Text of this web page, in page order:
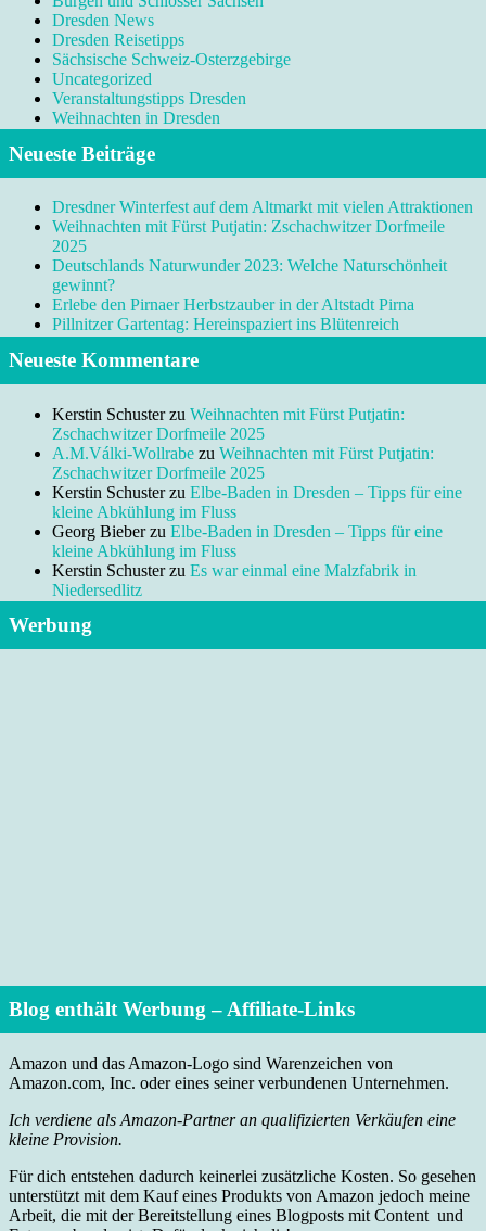
Dresden News
Dresden Reisetipps
Sächsische Schweiz-Osterzgebirge
Uncategorized
Veranstaltungstipps Dresden
Weihnachten in Dresden
Neueste Beiträge
Dresdner Winterfest auf dem Altmarkt mit vielen Attraktionen
Weihnachten mit Fürst Putjatin: Zschachwitzer Dorfmeile
2025
Deutschlands Naturwunder 2023: Welche Naturschönheit
gewinnt?
Erlebe den Pirnaer Herbstzauber in der Altstadt Pirna
Pillnitzer Gartentag: Hereinspaziert ins Blütenreich
Neueste Kommentare
Kerstin Schusterzu Weihnachten mit Fürst Putjatin:
Zschachwitzer Dorfmeile 2025
A.M.Válki-Wollrabe zu Weihnachten mit Fürst Putjatin:
Zschachwitzer Dorfmeile 2025
Kerstin Schusterzu Elbe-Baden in Dresden – Tipps für eine
kleine Abkühlung im Fluss
Georg Bieberzu Elbe-Baden in Dresden – Tipps für eine
kleine Abkühlung im Fluss
Kerstin Schusterzu Es war einmal eine Malzfabrik in
Niedersedlitz
Werbung
Blog enthält Werbung – Affiliate-Links
Amazon und das Amazon-Logo sind Warenzeichen von
Amazon.com, Inc. oder eines seiner verbundenen Unternehmen.
Ich verdiene als Amazon-Partner an qualifizierten Verkäufen eine
kleine Provision.
Für dich entstehen dadurch keinerlei zusätzliche Kosten. So gesehen
unterstützt mit dem Kauf eines Produkts von Amazon jedoch meine
Arbeit, die mit der Bereitstellung eines Blogposts mit Content und